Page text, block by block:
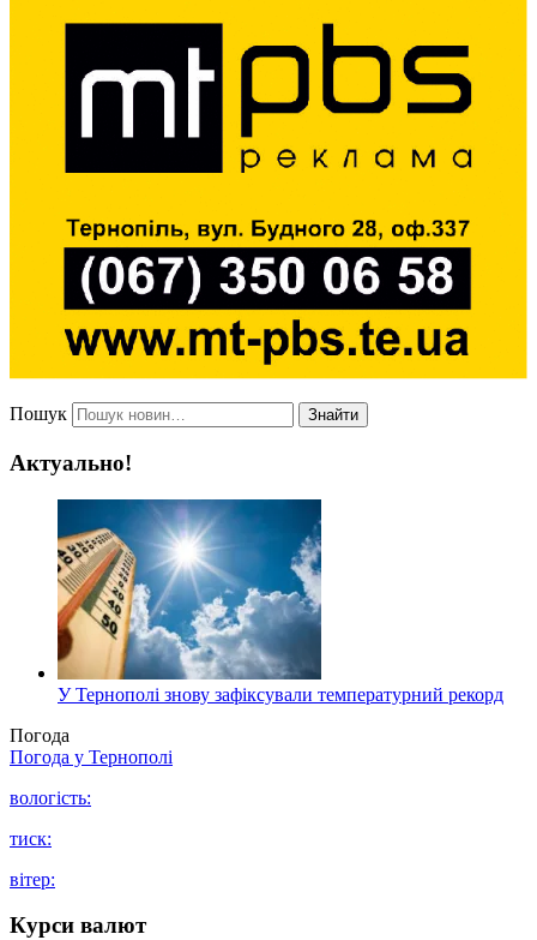
Пошук Знайти
Актуально!
У Тернополі знову зафіксували температурний рекорд
Погода
Погода у Тернополі
вологість:
тиск:
вітер:
Курси валют